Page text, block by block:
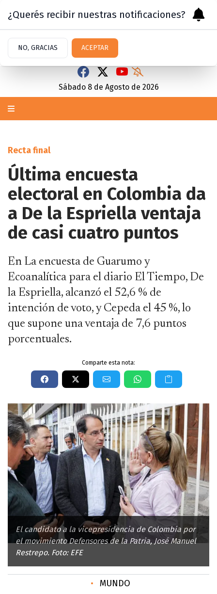
Sábado 8 de Agosto de 2026
Recta final
Última encuesta
electoral en Colombia da
a De la Espriella ventaja
de casi cuatro puntos
En La encuesta de Guarumo y
Ecoanalítica para el diario El Tiempo, De
la Espriella, alcanzó el 52,6 % de
intención de voto, y Cepeda el 45 %, lo
que supone una ventaja de 7,6 puntos
porcentuales.
Comparte esta nota:
El candidato a la vicepresidencia de Colombia por
el movimiento Defensores de la Patria, José Manuel
Restrepo. Foto: EFE
• MUNDO
¿Querés recibir nuestras notificaciones?
NO, GRACIAS ACEPTAR